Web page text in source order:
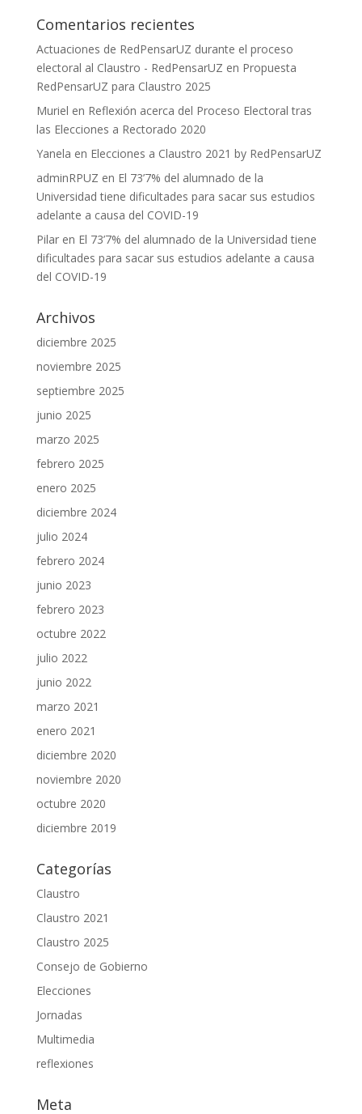
Comentarios recientes
Actuaciones de RedPensarUZ durante el proceso
electoral al Claustro - RedPensarUZ en Propuesta
RedPensarUZ para Claustro 2025
Muriel en Reflexión acerca del Proceso Electoral tras
las Elecciones a Rectorado 2020
Yanela en Elecciones a Claustro 2021 by RedPensarUZ
adminRPUZ en El 73’7% del alumnado de la
Universidad tiene dificultades para sacar sus estudios
adelante a causa del COVID-19
Pilaren El 73’7% del alumnado de la Universidad tiene
dificultades para sacar sus estudios adelante a causa
del COVID-19
Archivos
diciembre 2025
noviembre 2025
septiembre 2025
junio 2025
marzo 2025
febrero 2025
enero 2025
diciembre 2024
julio 2024
febrero 2024
junio 2023
febrero 2023
octubre 2022
julio 2022
junio 2022
marzo 2021
enero 2021
diciembre 2020
noviembre 2020
octubre 2020
diciembre 2019
Categorías
Claustro
Claustro 2021
Claustro 2025
Consejo de Gobierno
Elecciones
Jornadas
Multimedia
reflexiones
Meta